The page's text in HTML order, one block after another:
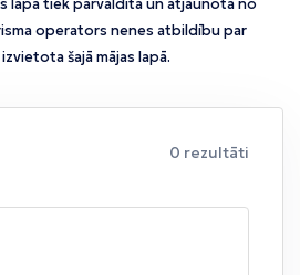
operators nenes atbildību par
šajā mājas lapā.
0 rezultāti